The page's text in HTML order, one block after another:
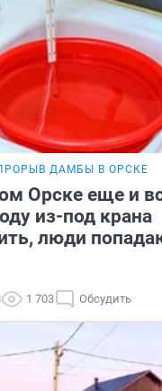
ДАМБЫ В ОРСКЕ
Орске еще и
из-под крана
люди
1 703 Обсудить